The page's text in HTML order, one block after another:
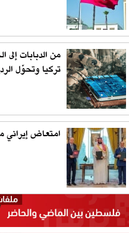
من الدبابات إلى
تركيا وتحوّل
امتعاض إيراني